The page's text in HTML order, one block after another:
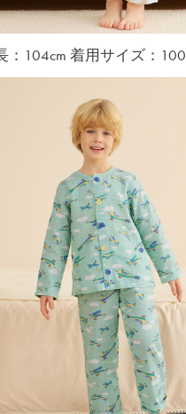
：104cm 着用サイズ：100